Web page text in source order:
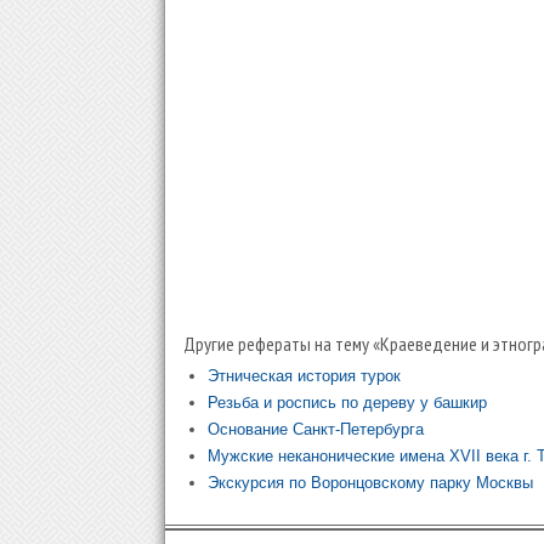
Другие рефераты на тему «Краеведение и
Этническая история турок
Резьба и роспись по дереву у башкир
Основание Санкт-Петербурга
Мужские неканонические имена XVII века г.
Экскурсия по Воронцовскому парку Москвы